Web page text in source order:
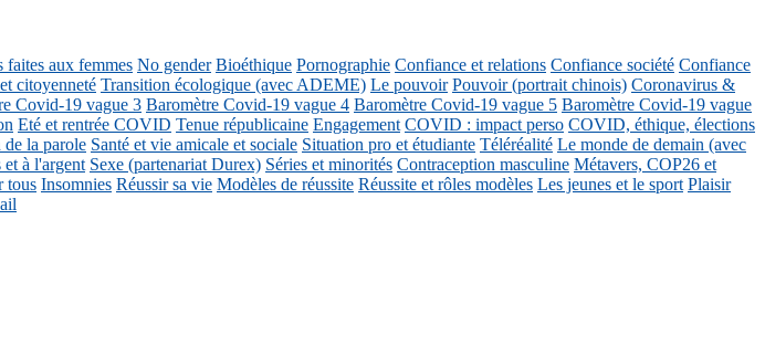
faites aux femmes No gender Bioéthique Pornographie Confiance et relations Confiance société Confiance
citoyenneté Transition écologique (avec ADEME) Le pouvoir Pouvoir (portrait chinois) Coronavirus &
Covid-19 vague 3 Baromètre Covid-19 vague 4 Baromètre Covid-19 vague 5 Baromètre Covid-19 vague
Eté et rentrée COVID Tenue républicaine Engagement COVID : impact perso COVID, éthique, élections
la parole Santé et vie amicale et sociale Situation pro et étudiante Téléréalité Le monde de demain (avec
et à l'argent Sexe (partenariat Durex) Séries et minorités Contraception masculine Métavers, COP26 et
tous Insomnies Réussir sa vie Modèles de réussite Réussite et rôles modèles Les jeunes et le sport Plaisir